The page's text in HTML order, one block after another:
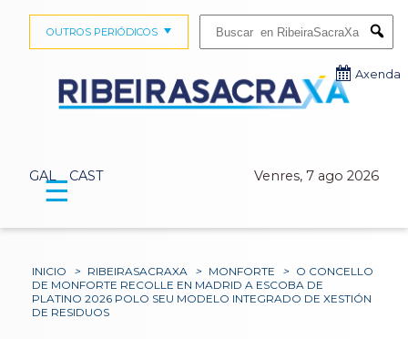
GAL CAST Venres, 7 ago 2026
OUTROS PERIÓDICOS
Axenda
☰
INICIO > RIBEIRASACRAXA > MONFORTE > O CONCELLO
DE MONFORTE RECOLLE EN MADRID A ESCOBA DE
PLATINO 2026 POLO SEU MODELO INTEGRADO DE XESTIÓN
DE RESIDUOS